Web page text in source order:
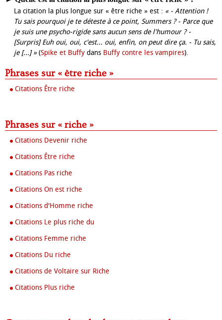
La citation la plus longue sur « être riche » est : « - Attention !
Tu sais pourquoi je te déteste à ce point, Summers ? - Parce que
je suis une psycho-rigide sans aucun sens de l'humour ? -
[Surpris] Euh oui, oui, c'est... oui, enfin, on peut dire ça. - Tu sais,
je [...] »(Spike et Buffy dans Buffy contre les vampires).
Phrases sur « être riche »
Citations Être riche
Phrases sur « riche »
Citations Devenir riche
Citations Être riche
Citations Pas riche
Citations On est riche
Citations d'Homme riche
Citations Le plus riche du
Citations Femme riche
Citations Du riche
Citations de Voltaire sur Riche
Citations Plus riche